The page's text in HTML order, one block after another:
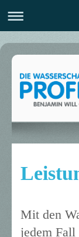
Mit den
jedem Fall